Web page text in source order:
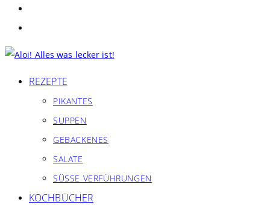
REZEPTE
PIKANTES
SUPPEN
GEBACKENES
SALATE
SÜSSE VERFÜHRUNGEN
KOCHBÜCHER